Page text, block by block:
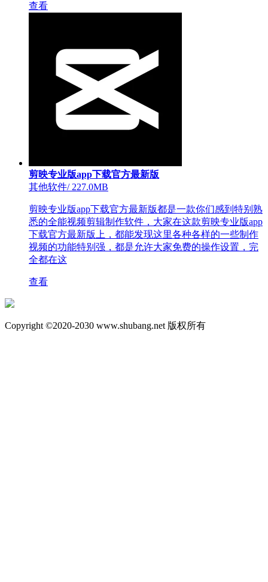
查看
剪映专业版app下载官方最新版
其他软件/227.0MB
剪映专业版app下载官方最新版都是一款你们感到特别熟
悉的全能视频剪辑制作软件，大家在这款剪映专业版app
下载官方最新版上，都能发现这里各种各样的一些制作
视频的功能特别强，都是允许大家免费的操作设置，完
全都在这
查看
Copyright ©2020-2030 www.shubang.net 版权所有